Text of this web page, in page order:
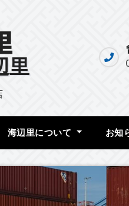
里
海辺里について お知